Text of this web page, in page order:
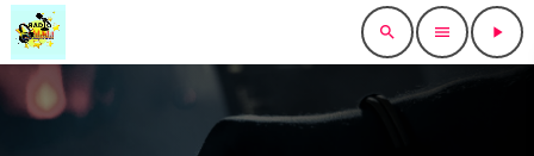
search menu play_arrow